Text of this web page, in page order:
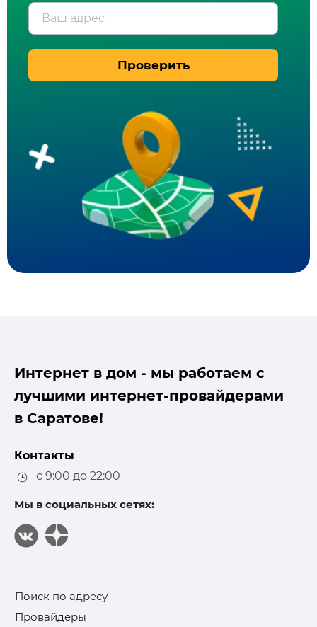
Ваш адрес
Проверить
Интернет в дом - мы работаем с
лучшими интернет-провайдерами
в Саратове!
Контакты
с 9:00 до 22:00
Мы в социальных сетях:
Поиск по адресу
Провайдеры